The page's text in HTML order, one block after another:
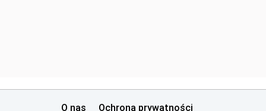
O nas Ochrona prywatności